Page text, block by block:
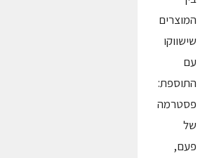
המוצרים
שישווקו
עם
התוספת:
פסטרמה
של
פעם,